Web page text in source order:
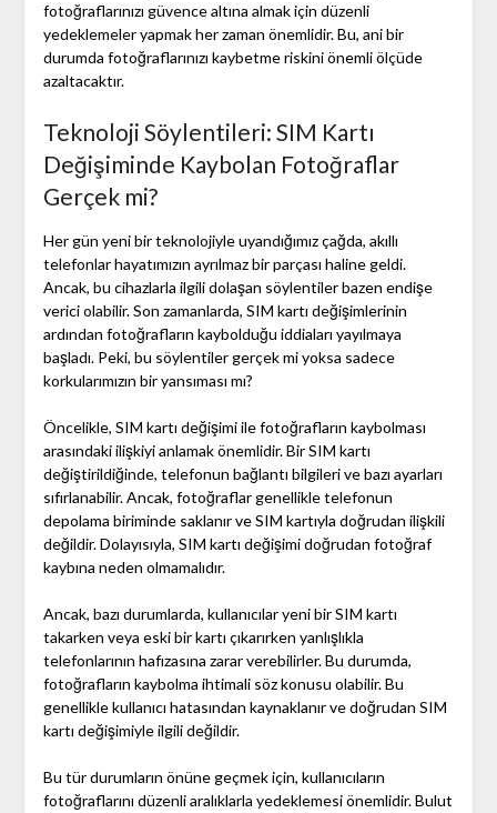
fotoğraflarınızı güvence altına almak için düzenli
yedeklemeler yapmak her zaman önemlidir. Bu, ani bir
durumda fotoğraflarınızı kaybetme riskini önemli ölçüde
azaltacaktır.
Teknoloji Söylentileri: SIM Kartı
Değişiminde Kaybolan Fotoğraflar
Gerçek mi?
Her gün yeni bir teknolojiyle uyandığımız çağda, akıllı
telefonlar hayatımızın ayrılmaz bir parçası haline geldi.
Ancak, bu cihazlarla ilgili dolaşan söylentiler bazen endişe
verici olabilir. Son zamanlarda, SIM kartı değişimlerinin
ardından fotoğrafların kaybolduğu iddiaları yayılmaya
başladı. Peki, bu söylentiler gerçek mi yoksa sadece
korkularımızın bir yansıması mı?
Öncelikle, SIM kartı değişimi ile fotoğrafların kaybolması
arasındaki ilişkiyi anlamak önemlidir. Bir SIM kartı
değiştirildiğinde, telefonun bağlantı bilgileri ve bazı ayarları
sıfırlanabilir. Ancak, fotoğraflar genellikle telefonun
depolama biriminde saklanır ve SIM kartıyla doğrudan ilişkili
değildir. Dolayısıyla, SIM kartı değişimi doğrudan fotoğraf
kaybına neden olmamalıdır.
Ancak, bazı durumlarda, kullanıcılar yeni bir SIM kartı
takarken veya eski bir kartı çıkarırken yanlışlıkla
telefonlarının hafızasına zarar verebilirler. Bu durumda,
fotoğrafların kaybolma ihtimali söz konusu olabilir. Bu
genellikle kullanıcı hatasından kaynaklanır ve doğrudan SIM
kartı değişimiyle ilgili değildir.
Bu tür durumların önüne geçmek için, kullanıcıların
fotoğraflarını düzenli aralıklarla yedeklemesi önemlidir. Bulut